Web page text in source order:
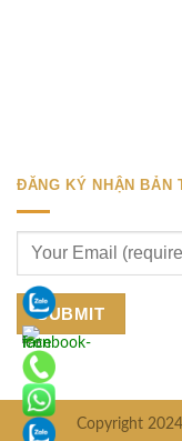
ĐĂNG KÝ NHẬN BẢN
Copyright